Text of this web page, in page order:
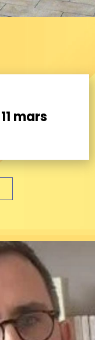
mars